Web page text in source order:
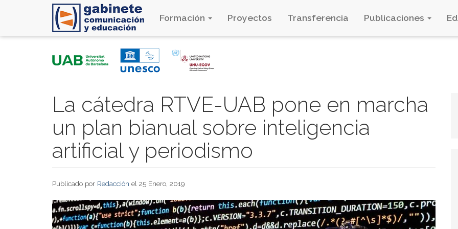
Formación Proyectos Transferencia Publicaciones
La cátedra RTVE-UAB pone en marcha
un plan bianual sobre inteligencia
artificial y periodismo
Publicado por Redacción el 25 Enero, 2019